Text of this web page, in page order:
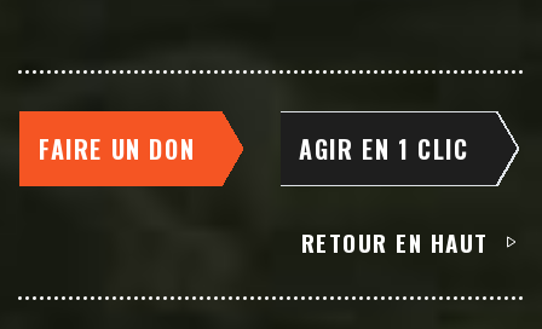
FAIRE UN DON AGIR EN 1 CLIC
RETOUR EN HAUT